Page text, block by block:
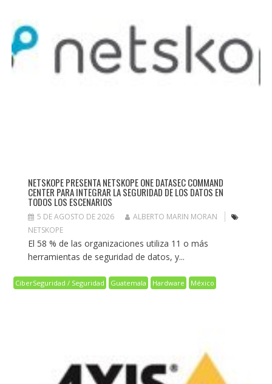
NETSKOPE PRESENTA NETSKOPE ONE DATASEC COMMAND
CENTER PARA INTEGRAR LA SEGURIDAD DE LOS DATOS EN
TODOS LOS ESCENARIOS
5 DE AGOSTO DE 2026
ALBERTO MARIN MORAN
NETSKOPE
El 58 % de las organizaciones utiliza 11 o más
herramientas de seguridad de datos, y...
CiberSeguridad / Seguridad Guatemala Hardware México